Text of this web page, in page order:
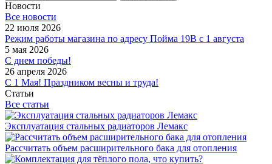
Новости
Все новости
22 июля 2026
Режим работы магазина по адресу Пойма 19В с 1 августа
5 мая 2026
С днем победы!
26 апреля 2026
С 1 Мая! Праздником весны и труда!
Статьи
Все статьи
Эксплуатация стальных радиаторов Лемакс
Рассчитать объем расширительного бака для отопления